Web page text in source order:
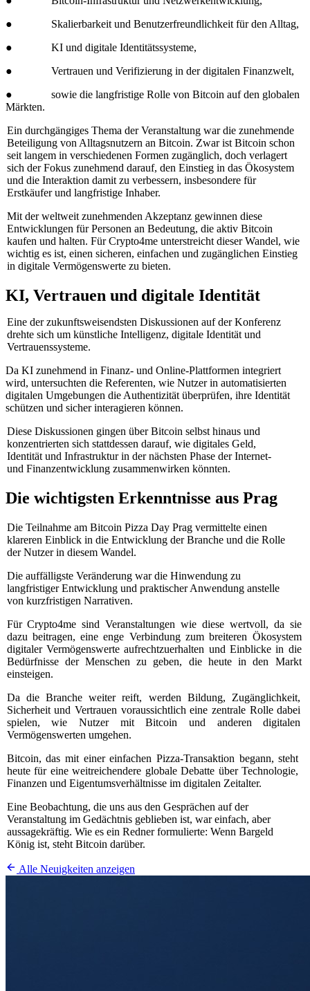
● Skalierbarkeit und Benutzerfreundlichkeit für den Alltag,
● KI und digitale Identitätssysteme,
● Vertrauen und Verifizierung in der digitalen Finanzwelt,
● sowie die langfristige Rolle von Bitcoin auf den globalen
Märkten.
Ein durchgängiges Thema der Veranstaltung war die zunehmende
Beteiligung von Alltagsnutzern an Bitcoin. Zwar ist Bitcoin schon
seit langem in verschiedenen Formen zugänglich, doch verlagert
sich der Fokus zunehmend darauf, den Einstieg in das Ökosystem
und die Interaktion damit zu verbessern, insbesondere für
Erstkäufer und langfristige Inhaber.
Mit der weltweit zunehmenden Akzeptanz gewinnen diese
Entwicklungen für Personen an Bedeutung, die aktiv Bitcoin
kaufen und halten. Für Crypto4me unterstreicht dieser Wandel, wie
wichtig es ist, einen sicheren, einfachen und zugänglichen Einstieg
in digitale Vermögenswerte zu bieten.
KI, Vertrauen und digitale Identität
Eine der zukunftsweisendsten Diskussionen auf der Konferenz
drehte sich um künstliche Intelligenz, digitale Identität und
Vertrauenssysteme.
Da KI zunehmend in Finanz- und Online-Plattformen integriert
wird, untersuchten die Referenten, wie Nutzer in automatisierten
digitalen Umgebungen die Authentizität überprüfen, ihre Identität
schützen und sicher interagieren können.
Diese Diskussionen gingen über Bitcoin selbst hinaus und
konzentrierten sich stattdessen darauf, wie digitales Geld,
Identität und Infrastruktur in der nächsten Phase der Internet-
und Finanzentwicklung zusammenwirken könnten.
Die wichtigsten Erkenntnisse aus Prag
Die Teilnahme am Bitcoin Pizza Day Prag vermittelte einen
klareren Einblick in die Entwicklung der Branche und die Rolle
der Nutzer in diesem Wandel.
Die auffälligste Veränderung war die Hinwendung zu
langfristiger Entwicklung und praktischer Anwendung anstelle
von kurzfristigen Narrativen.
Für Crypto4me sind Veranstaltungen wie diese wertvoll, da sie
dazu beitragen, eine enge Verbindung zum breiteren Ökosystem
digitaler Vermögenswerte aufrechtzuerhalten und Einblicke in die
Bedürfnisse der Menschen zu geben, die heute in den Markt
einsteigen.
Da die Branche weiter reift, werden Bildung, Zugänglichkeit,
Sicherheit und Vertrauen voraussichtlich eine zentrale Rolle dabei
spielen, wie Nutzer mit Bitcoin und anderen digitalen
Vermögenswerten umgehen.
Bitcoin, das mit einer einfachen Pizza-Transaktion begann, steht
heute für eine weitreichendere globale Debatte über Technologie,
Finanzen und Eigentumsverhältnisse im digitalen Zeitalter.
Eine Beobachtung, die uns aus den Gesprächen auf der
Veranstaltung im Gedächtnis geblieben ist, war einfach, aber
aussagekräftig. Wie es ein Redner formulierte: Wenn Bargeld
König ist, steht Bitcoin darüber.
Alle Neuigkeiten anzeigen